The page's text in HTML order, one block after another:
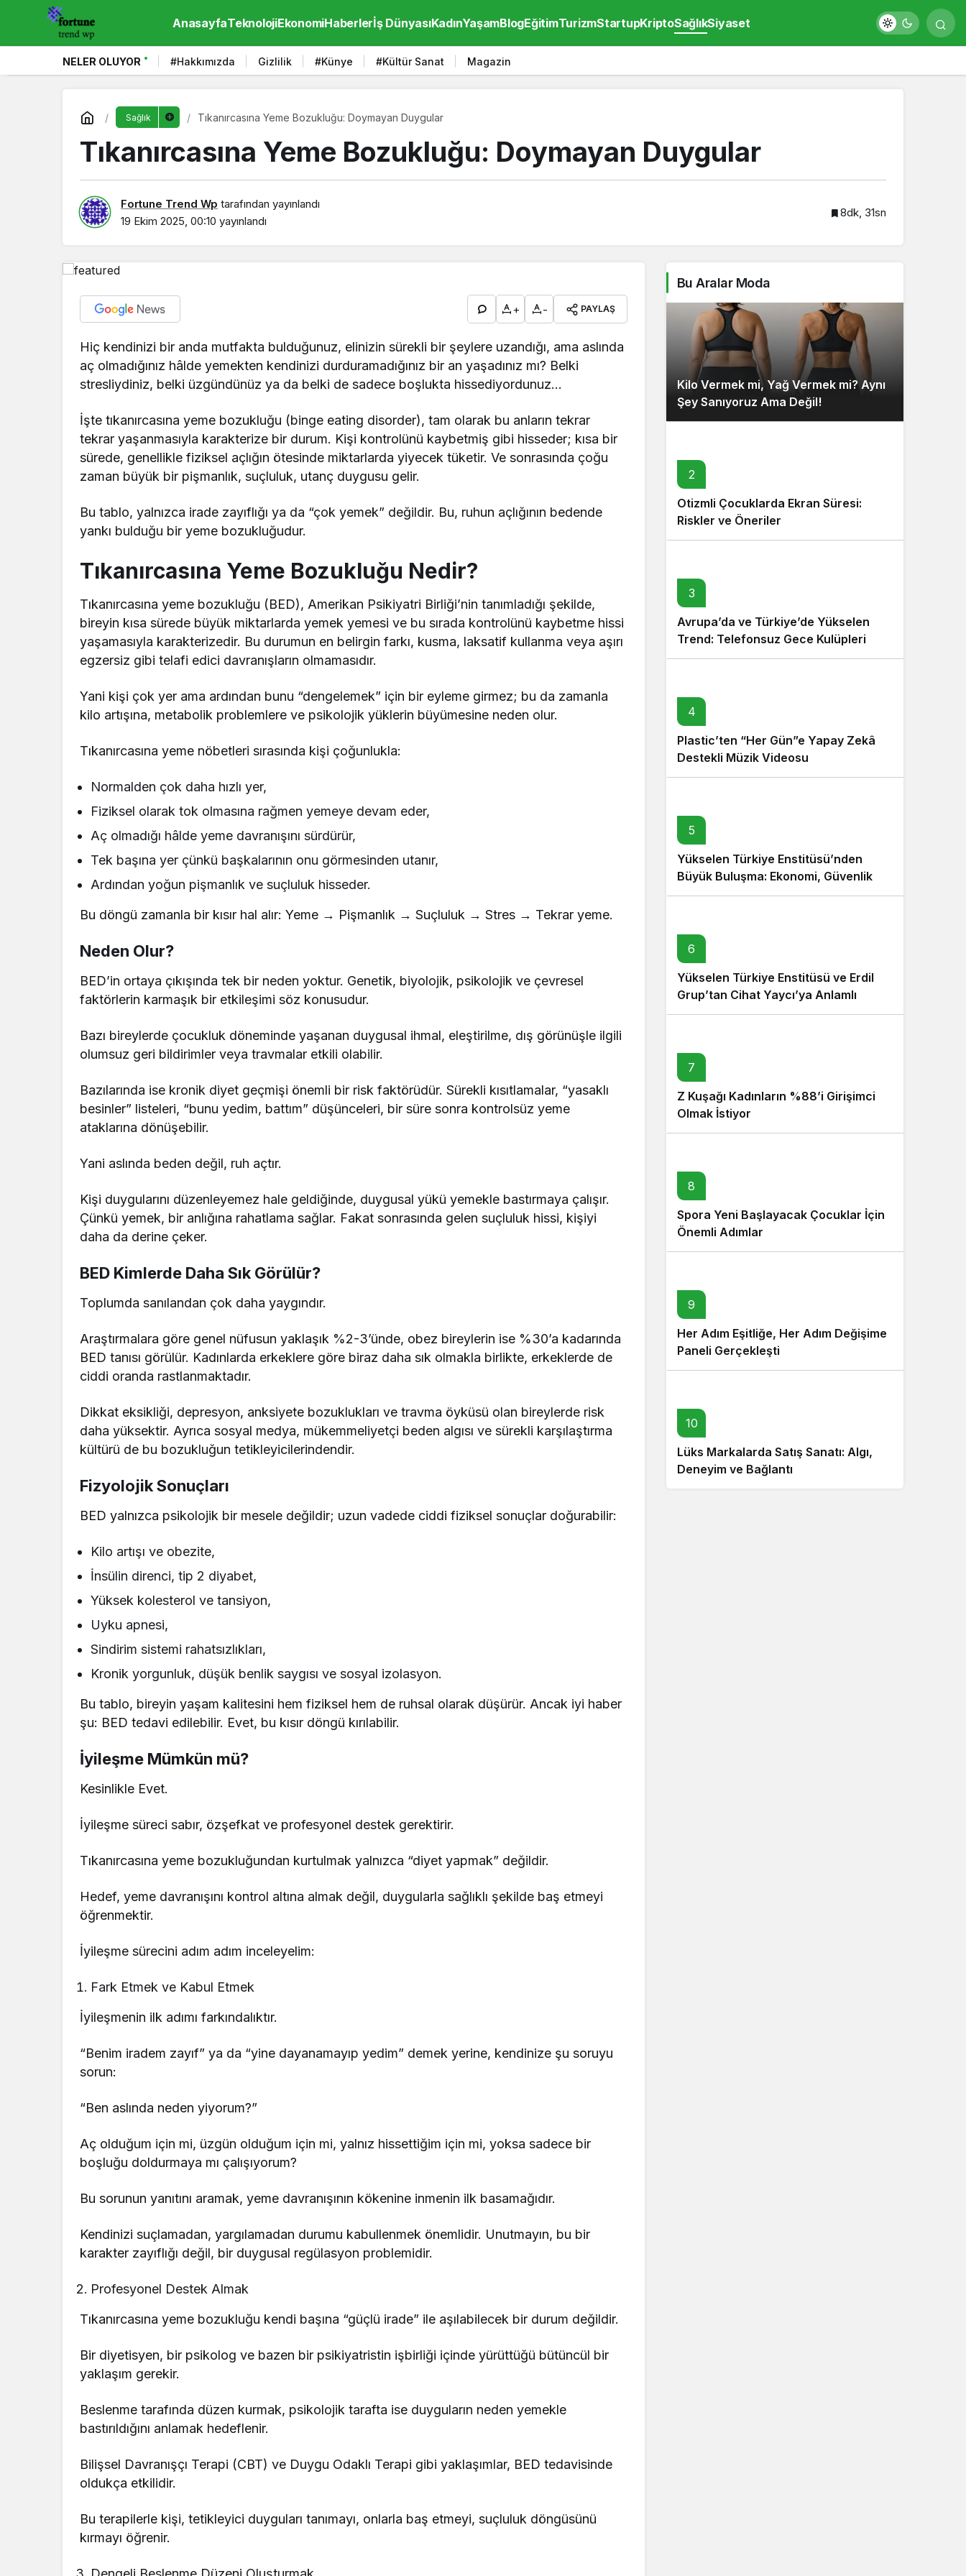
AnasayfaTeknolojiEkonomiHaberlerİş DünyasıKadınYaşamBlogEğitimTurizmStartupKriptoSağlıkSiyaset
NELER OLUYOR #Hakkımızda Gizlilik #Künye #Kültür Sanat Magazin
Sağlık Tıkanırcasına Yeme Bozukluğu: Doymayan Duygular
Tıkanırcasına Yeme Bozukluğu: Doymayan Duygular
Fortune Trend Wp tarafından yayınlandı
19 Ekim 2025, 00:10 yayınlandı
8dk, 31sn
+ - PAYLAŞ
Hiç kendinizi bir anda mutfakta bulduğunuz, elinizin sürekli bir şeylere uzandığı, ama aslında
aç olmadığınız hâlde yemekten kendinizi durduramadığınız bir an yaşadınız mı? Belki
stresliydiniz, belki üzgündünüz ya da belki de sadece boşlukta hissediyordunuz…
İşte tıkanırcasına yeme bozukluğu (binge eating disorder), tam olarak bu anların tekrar
tekrar yaşanmasıyla karakterize bir durum. Kişi kontrolünü kaybetmiş gibi hisseder; kısa bir
sürede, genellikle fiziksel açlığın ötesinde miktarlarda yiyecek tüketir. Ve sonrasında çoğu
zaman büyük bir pişmanlık, suçluluk, utanç duygusu gelir.
Bu tablo, yalnızca irade zayıflığı ya da “çok yemek” değildir. Bu, ruhun açlığının bedende
yankı bulduğu bir yeme bozukluğudur.
Tıkanırcasına Yeme Bozukluğu Nedir?
Tıkanırcasına yeme bozukluğu (BED), Amerikan Psikiyatri Birliği’nin tanımladığı şekilde,
bireyin kısa sürede büyük miktarlarda yemek yemesi ve bu sırada kontrolünü kaybetme hissi
yaşamasıyla karakterizedir. Bu durumun en belirgin farkı, kusma, laksatif kullanma veya aşırı
egzersiz gibi telafi edici davranışların olmamasıdır.
Yani kişi çok yer ama ardından bunu “dengelemek” için bir eyleme girmez; bu da zamanla
kilo artışına, metabolik problemlere ve psikolojik yüklerin büyümesine neden olur.
Tıkanırcasına yeme nöbetleri sırasında kişi çoğunlukla:
Normalden çok daha hızlı yer,
Fiziksel olarak tok olmasına rağmen yemeye devam eder,
Aç olmadığı hâlde yeme davranışını sürdürür,
Tek başına yer çünkü başkalarının onu görmesinden utanır,
Ardından yoğun pişmanlık ve suçluluk hisseder.
Bu döngü zamanla bir kısır hal alır: Yeme → Pişmanlık → Suçluluk → Stres → Tekrar yeme.
Neden Olur?
BED’in ortaya çıkışında tek bir neden yoktur. Genetik, biyolojik, psikolojik ve çevresel
faktörlerin karmaşık bir etkileşimi söz konusudur.
Bazı bireylerde çocukluk döneminde yaşanan duygusal ihmal, eleştirilme, dış görünüşle ilgili
olumsuz geri bildirimler veya travmalar etkili olabilir.
Bazılarında ise kronik diyet geçmişi önemli bir risk faktörüdür. Sürekli kısıtlamalar, “yasaklı
besinler” listeleri, “bunu yedim, battım” düşünceleri, bir süre sonra kontrolsüz yeme
ataklarına dönüşebilir.
Yani aslında beden değil, ruh açtır.
Kişi duygularını düzenleyemez hale geldiğinde, duygusal yükü yemekle bastırmaya çalışır.
Çünkü yemek, bir anlığına rahatlama sağlar. Fakat sonrasında gelen suçluluk hissi, kişiyi
daha da derine çeker.
BED Kimlerde Daha Sık Görülür?
Toplumda sanılandan çok daha yaygındır.
Araştırmalara göre genel nüfusun yaklaşık %2-3’ünde, obez bireylerin ise %30’a kadarında
BED tanısı görülür. Kadınlarda erkeklere göre biraz daha sık olmakla birlikte, erkeklerde de
ciddi oranda rastlanmaktadır.
Dikkat eksikliği, depresyon, anksiyete bozuklukları ve travma öyküsü olan bireylerde risk
daha yüksektir. Ayrıca sosyal medya, mükemmeliyetçi beden algısı ve sürekli karşılaştırma
kültürü de bu bozukluğun tetikleyicilerindendir.
Fizyolojik Sonuçları
BED yalnızca psikolojik bir mesele değildir; uzun vadede ciddi fiziksel sonuçlar doğurabilir:
Kilo artışı ve obezite,
İnsülin direnci, tip 2 diyabet,
Yüksek kolesterol ve tansiyon,
Uyku apnesi,
Sindirim sistemi rahatsızlıkları,
Kronik yorgunluk, düşük benlik saygısı ve sosyal izolasyon.
Bu tablo, bireyin yaşam kalitesini hem fiziksel hem de ruhsal olarak düşürür. Ancak iyi haber
şu: BED tedavi edilebilir. Evet, bu kısır döngü kırılabilir.
İyileşme Mümkün mü?
Kesinlikle Evet.
İyileşme süreci sabır, özşefkat ve profesyonel destek gerektirir.
Tıkanırcasına yeme bozukluğundan kurtulmak yalnızca “diyet yapmak” değildir.
Hedef, yeme davranışını kontrol altına almak değil, duygularla sağlıklı şekilde baş etmeyi
öğrenmektir.
İyileşme sürecini adım adım inceleyelim:
Fark Etmek ve Kabul Etmek
İyileşmenin ilk adımı farkındalıktır.
“Benim iradem zayıf” ya da “yine dayanamayıp yedim” demek yerine, kendinize şu soruyu
sorun:
“Ben aslında neden yiyorum?”
Aç olduğum için mi, üzgün olduğum için mi, yalnız hissettiğim için mi, yoksa sadece bir
boşluğu doldurmaya mı çalışıyorum?
Bu sorunun yanıtını aramak, yeme davranışının kökenine inmenin ilk basamağıdır.
Kendinizi suçlamadan, yargılamadan durumu kabullenmek önemlidir. Unutmayın, bu bir
karakter zayıflığı değil, bir duygusal regülasyon problemidir.
Profesyonel Destek Almak
Tıkanırcasına yeme bozukluğu kendi başına “güçlü irade” ile aşılabilecek bir durum değildir.
Bir diyetisyen, bir psikolog ve bazen bir psikiyatristin işbirliği içinde yürüttüğü bütüncül bir
yaklaşım gerekir.
Beslenme tarafında düzen kurmak, psikolojik tarafta ise duyguların neden yemekle
bastırıldığını anlamak hedeflenir.
Bilişsel Davranışçı Terapi (CBT) ve Duygu Odaklı Terapi gibi yaklaşımlar, BED tedavisinde
oldukça etkilidir.
Bu terapilerle kişi, tetikleyici duyguları tanımayı, onlarla baş etmeyi, suçluluk döngüsünü
kırmayı öğrenir.
Bu Aralar Moda
Kilo Vermek mi, Yağ Vermek mi? Aynı
Şey Sanıyoruz Ama Değil!
2
Otizmli Çocuklarda Ekran Süresi:
Riskler ve Öneriler
3
Avrupa’da ve Türkiye’de Yükselen
Trend: Telefonsuz Gece Kulüpleri
4
Plastic’ten “Her Gün”e Yapay Zekâ
Destekli Müzik Videosu
5
Yükselen Türkiye Enstitüsü’nden
Büyük Buluşma: Ekonomi, Güvenlik
Politikaları ve Hukuk Konferansı
6
Yükselen Türkiye Enstitüsü ve Erdil
Grup’tan Cihat Yaycı’ya Anlamlı
Ziyaret
7
Z Kuşağı Kadınların %88’i Girişimci
Olmak İstiyor
8
Spora Yeni Başlayacak Çocuklar İçin
Önemli Adımlar
9
Her Adım Eşitliğe, Her Adım Değişime
Paneli Gerçekleşti
10
Lüks Markalarda Satış Sanatı: Algı,
Deneyim ve Bağlantı